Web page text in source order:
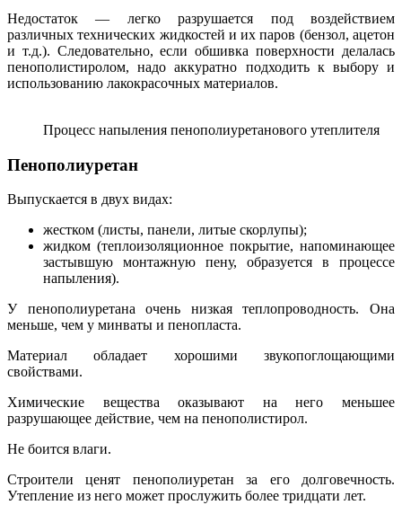
Недостаток — легко разрушается под воздействием
различных технических жидкостей и их паров (бензол, ацетон
и т.д.). Следовательно, если обшивка поверхности делалась
пенополистиролом, надо аккуратно подходить к выбору и
использованию лакокрасочных материалов.
Процесс напыления пенополиуретанового утеплителя
Пенополиуретан
Выпускается в двух видах:
жестком (листы, панели, литые скорлупы);
жидком (теплоизоляционное покрытие, напоминающее
застывшую монтажную пену, образуется в процессе
напыления).
У пенополиуретана очень низкая теплопроводность. Она
меньше, чем у минваты и пенопласта.
Материал обладает хорошими звукопоглощающими
свойствами.
Химические вещества оказывают на него меньшее
разрушающее действие, чем на пенополистирол.
Не боится влаги.
Строители ценят пенополиуретан за его долговечность.
Утепление из него может прослужить более тридцати лет.